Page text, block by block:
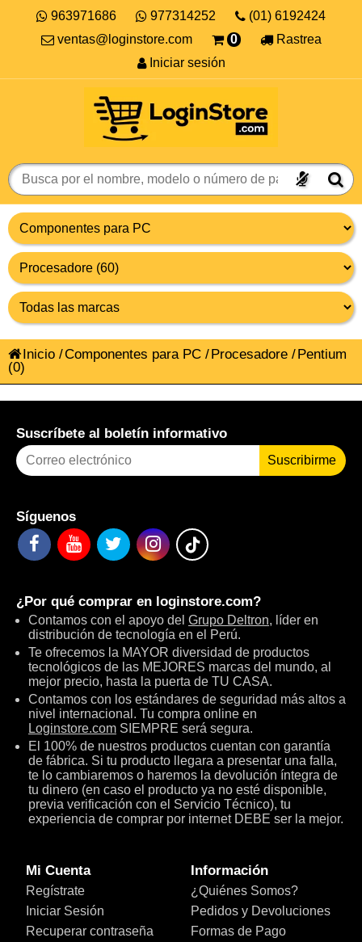
963971686 977314252
(01) 6192424
ventas@loginstore.com
0
Rastrea
Iniciar sesión
Inicio /Componentes para PC /Procesadore /Pentium
(0)
Suscríbete al boletín informativo
Suscribirme
Síguenos
¿Por qué comprar en loginstore.com?
Contamos con el apoyo del Grupo Deltron, líder en
distribución de tecnología en el Perú.
Te ofrecemos la MAYOR diversidad de productos
tecnológicos de las MEJORES marcas del mundo, al
mejor precio, hasta la puerta de TU CASA.
Contamos con los estándares de seguridad más altos a
nivel internacional. Tu compra online en
Loginstore.com SIEMPRE será segura.
El 100% de nuestros productos cuentan con garantía
de fábrica. Si tu producto llegara a presentar una falla,
te lo cambiaremos o haremos la devolución íntegra de
tu dinero (en caso el producto ya no esté disponible,
previa verificación con el Servicio Técnico), tu
experiencia de comprar por internet DEBE ser la mejor.
Mi Cuenta
Regístrate
Iniciar Sesión
Recuperar contraseña
Información
¿Quiénes Somos?
Pedidos y Devoluciones
Formas de Pago